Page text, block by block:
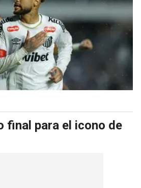
final para el icono de